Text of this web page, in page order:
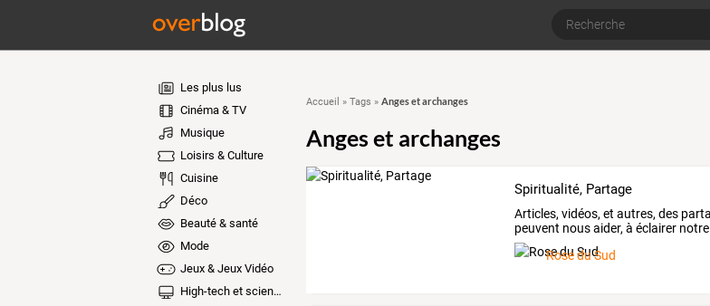
Les plus lus
Cinéma & TV
Musique
Loisirs & Culture
Cuisine
Déco
Beauté & santé
Mode
Jeux & Jeux Vidéo
High-tech et sciences
Accueil » Tags » Anges et archanges
Anges et archanges
Spiritualité, Partage
Articles, vidéos, et autres, des
peuvent nousaider, à éclairer notre
Concernant
Rose du Sud